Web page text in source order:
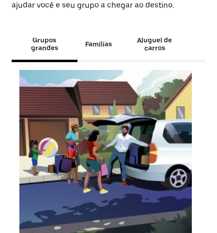
ajudar você e seu grupo a chegar ao destino.
Grupos
grandes
Famílias
Aluguel de
carros